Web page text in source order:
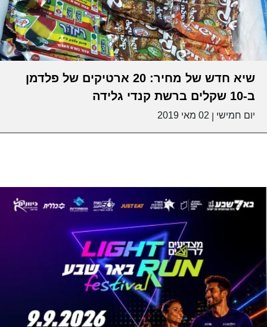
שיא חדש של מחיר: 20 ארטיקים של פלדמן
ב-10 שקלים ברשת קנדי גלידה
יום חמישי 02 מאי 2019